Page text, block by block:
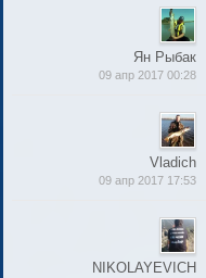
Ян Рыбак
09 апр 2017 00:28
Vladich
09 апр 2017 17:53
NIKOLAYEVICH